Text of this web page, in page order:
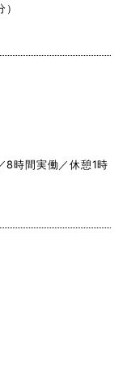
8時間実働／休憩1時